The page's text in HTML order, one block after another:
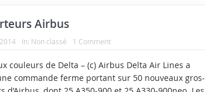
Airbus
In: Non classé 1 Comment
couleurs de Delta – (c) Airbus Delta Air Lines a
commande ferme portant sur 50 nouveaux gros-